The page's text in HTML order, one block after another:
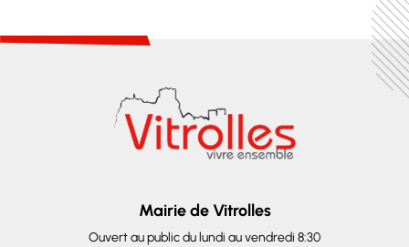
Mairie de Vitrolles
Ouvert au public du lundi au vendredi 8:30